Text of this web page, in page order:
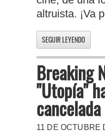
altruista. ¡Va
SEGUIR LEYENDO
Breaking
"Utopía"
cancelada
11 DE OCTUBRE